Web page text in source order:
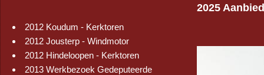
2012 Koudum - Kerktoren
2012 Jousterp - Windmotor
2012 Hindeloopen - Kerktoren
2013 Werkbezoek Gedeputeerde
2025